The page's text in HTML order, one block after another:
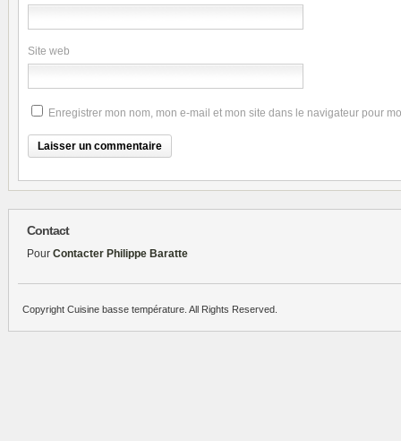
Site web
Enregistrer mon nom, mon e-mail et mon site dans le navigateur pour
Contact
Pour Contacter Philippe Baratte
Copyright Cuisine basse température. All Rights Reserved.